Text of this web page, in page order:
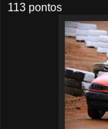
113 pontos